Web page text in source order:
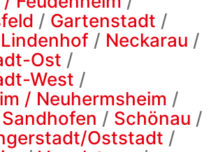
/ Gartenstadt /
Lindenhof / Neckarau /
Ost /
West /
/ Neuhermsheim /
Sandhofen / Schönau /
Oststadt /